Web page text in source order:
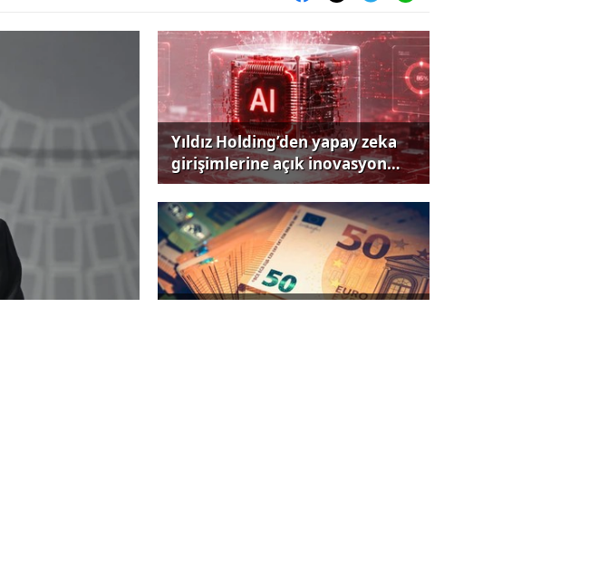
Yıldız Holding’den yapay zeka
girişimlerine açık inovasyon
çağrısı